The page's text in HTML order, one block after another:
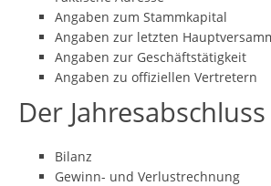
Angaben zum Stammkapital
Angaben zur letzten
Angaben zur Geschäftstätigkeit
Angaben zu offiziellen Vertretern
Der
Bilanz
Gewinn- und Verlustrechnung